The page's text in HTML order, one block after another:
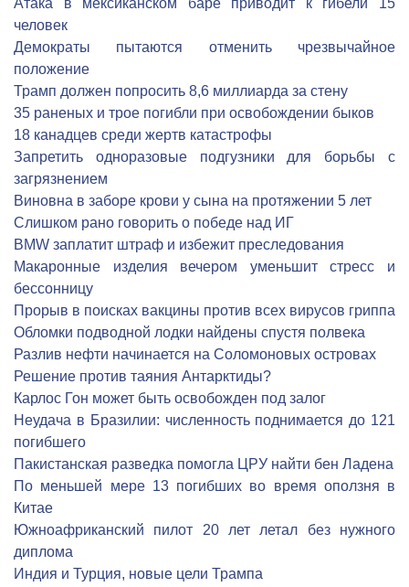
Атака в мексиканском баре приводит к гибели 15
человек
Демократы пытаются отменить чрезвычайное
положение
Трамп должен попросить 8,6 миллиарда за стену
35 раненых и трое погибли при освобождении быков
18 канадцев среди жертв катастрофы
Запретить одноразовые подгузники для борьбы с
загрязнением
Виновна в заборе крови у сына на протяжении 5 лет
Слишком рано говорить о победе над ИГ
BMW заплатит штраф и избежит преследования
Макаронные изделия вечером уменьшит стресс и
бессонницу
Прорыв в поисках вакцины против всех вирусов гриппа
Обломки подводной лодки найдены спустя полвека
Разлив нефти начинается на Соломоновых островах
Решение против таяния Антарктиды?
Карлос Гон может быть освобожден под залог
Неудача в Бразилии: численность поднимается до 121
погибшего
Пакистанская разведка помогла ЦРУ найти бен Ладена
По меньшей мере 13 погибших во время оползня в
Китае
Южноафриканский пилот 20 лет летал без нужного
диплома
Индия и Турция, новые цели Трампа